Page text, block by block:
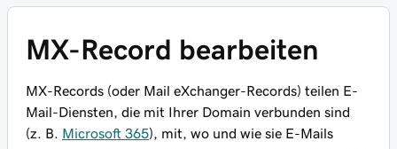
MX-Record bearbeiten
MX-Records (oder Mail eXchanger-Records) teilen E-
Mail-Diensten, die mit Ihrer Domain verbunden sind
(z. B. Microsoft 365), mit, wo und wie sie E-Mails